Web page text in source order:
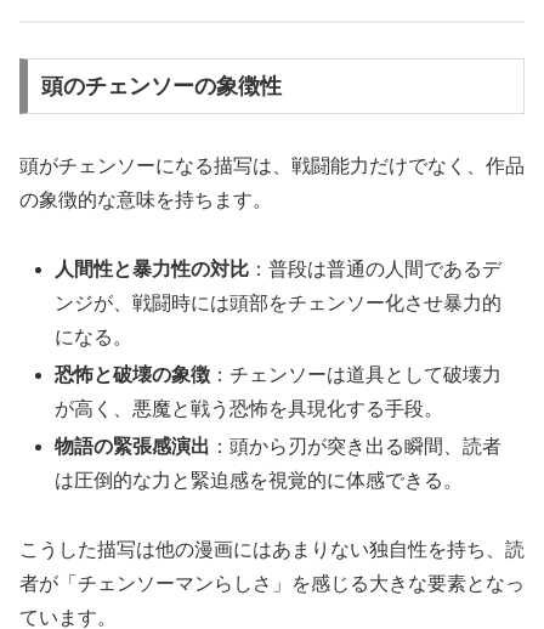
頭のチェンソーの象徴性
頭がチェンソーになる描写は、戦闘能力だけでなく、作品
の象徴的な意味を持ちます。
人間性と暴力性の対比 ：普段は普通の人間であるデ
ンジが、戦闘時には頭部をチェンソー化させ暴力的
になる。
恐怖と破壊の象徴 ：チェンソーは道具として破壊力
が高く、悪魔と戦う恐怖を具現化する手段。
物語の緊張感演出 ：頭から刃が突き出る瞬間、読者
は圧倒的な力と緊迫感を視覚的に体感できる。
こうした描写は他の漫画にはあまりない独自性を持ち、読
者が「チェンソーマンらしさ」を感じる大きな要素となっ
ています。